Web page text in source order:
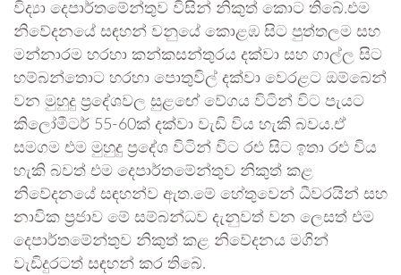
විද්‍යා දෙපාර්තමේන්තුව විසින් නිකුත් කොට තිබේ.එම
නිවේදනයේ සඳහන් වනුයේ කොළඹ සිට පුත්තලම සහ
මන්නාරම හරහා කන්කසන්තුරය දක්වා සහ ගාල්ල සිට
හම්බන්තොට හරහා පොතුවිල් දක්වා වෙරළට ඔම්බෙන්
වන මුහුදු ප්‍රදේශවල සුළඟේ වේගය විටින් විට පැයට
කිලෝමීටර් 55-60ක් දක්වා වැඩි විය හැකි බවය.ඒ
සමගම එම මුහුදු ප්‍රදේශ විටින් විට රළු සිට ඉතා රළු විය
හැකි බවත් එම දෙපාර්තමේන්තුව නිකුත් කළ
නිවේදනයේ සඳහන්ව ඇත.මේ හේතුවෙන් ධීවරයින් සහ
නාවික ප්‍රජාව මේ සම්බන්ධව දැනුවත් වන ලෙසත් එම
දෙපාර්තමේන්තුව නිකුත් කළ නිවේදනය මගින්
වැඩිදුරටත් සඳහන් කර තිබේ.